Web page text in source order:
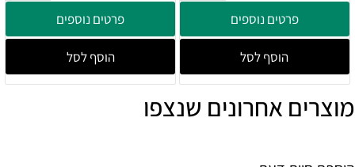
פרטים נוספים
הוסף לסל
פרטים נוספים
הוסף לסל
מוצרים אחרונים שנצפו